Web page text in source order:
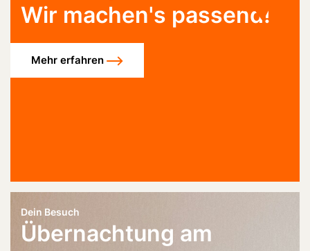
Wir machen's passend!
Mehr erfahren
Dein Besuch
Übernachtung am